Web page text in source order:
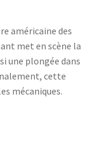
américaine des
met en scène la
une plongée dans
cette
mécaniques.